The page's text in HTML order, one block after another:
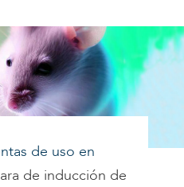
de uso en
de inducción de